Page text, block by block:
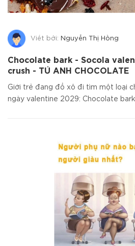
Viết bởi: Nguyễn Thị Hồng
Chocolate bark - Socola
crush - TÚ ANH CHOCOLATE
Giới trẻ đang đổ xô đi tìm một loại
ngày valentine 2029: Chocolate